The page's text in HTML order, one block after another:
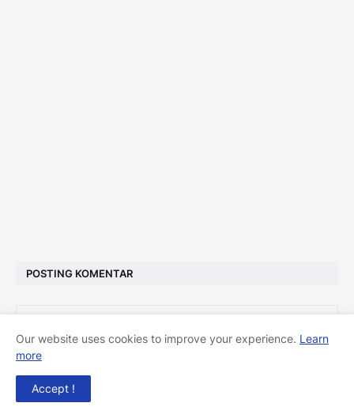
POSTING KOMENTAR
Our website uses cookies to improve your experience. Learn
more
Accept !